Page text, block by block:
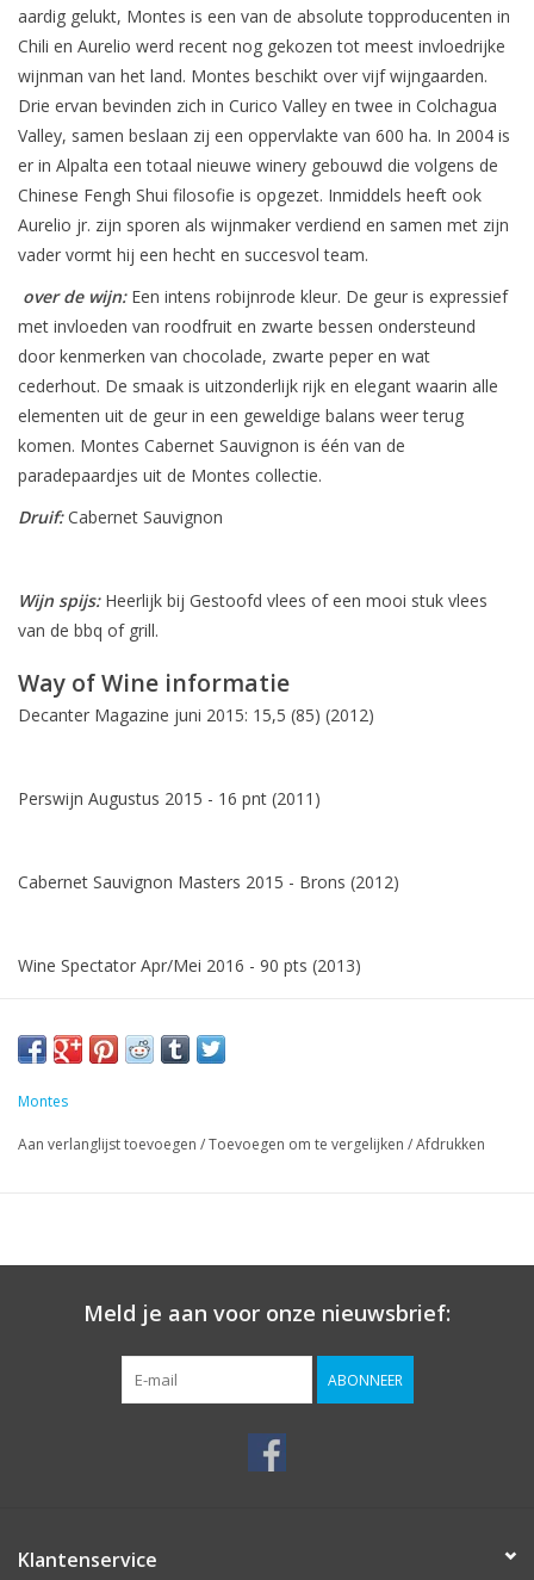
aardig gelukt, Montes is een van de absolute topproducenten in
Chili en Aurelio werd recent nog gekozen tot meest invloedrijke
wijnman van het land. Montes beschikt over vijf wijngaarden.
Drie ervan bevinden zich in Curico Valley en twee in Colchagua
Valley, samen beslaan zij een oppervlakte van 600 ha. In 2004 is
er in Alpalta een totaal nieuwe winery gebouwd die volgens de
Chinese Fengh Shui filosofie is opgezet. Inmiddels heeft ook
Aurelio jr. zijn sporen als wijnmaker verdiend en samen met zijn
vader vormt hij een hecht en succesvol team.
over de wijn: Een intens robijnrode kleur. De geur is expressief
met invloeden van roodfruit en zwarte bessen ondersteund
door kenmerken van chocolade, zwarte peper en wat
cederhout. De smaak is uitzonderlijk rijk en elegant waarin alle
elementen uit de geur in een geweldige balans weer terug
komen. Montes Cabernet Sauvignon is één van de
paradepaardjes uit de Montes collectie.
Druif:Cabernet Sauvignon
Wijn spijs:Heerlijk bij Gestoofd vlees of een mooi stuk vlees
van de bbq of grill.
Way of Wine informatie
Decanter Magazine juni 2015: 15,5 (85) (2012)
Perswijn Augustus 2015 - 16 pnt (2011)
Cabernet Sauvignon Masters 2015 - Brons (2012)
Wine Spectator Apr/Mei 2016 - 90 pts (2013)
Montes
Aan verlanglijst toevoegen /Toevoegen om te vergelijken /Afdrukken
Meld je aan voor onze nieuwsbrief:
ABONNEER
Klantenservice